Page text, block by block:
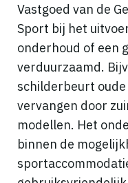
Vastgoed van de
Sport bij het
onderhoud of een
verduurzaamd.
schilderbeurt
vervangen door
modellen. Het
binnen de